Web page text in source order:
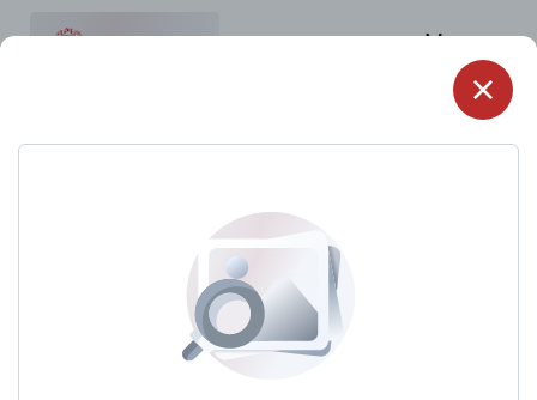
Menu